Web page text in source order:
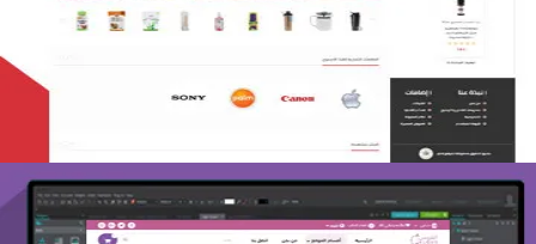
التفاصيل